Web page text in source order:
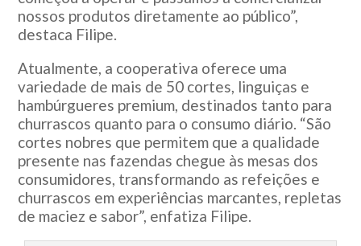
nossos produtos diretamente ao público”,
destaca Filipe.
Atualmente, a cooperativa oferece uma
variedade de mais de 50 cortes, linguiças e
hambúrgueres premium, destinados tanto para
churrascos quanto para o consumo diário. “São
cortes nobres que permitem que a qualidade
presente nas fazendas chegue às mesas dos
consumidores, transformando as refeições e
churrascos em experiências marcantes, repletas
de maciez e sabor”, enfatiza Filipe.